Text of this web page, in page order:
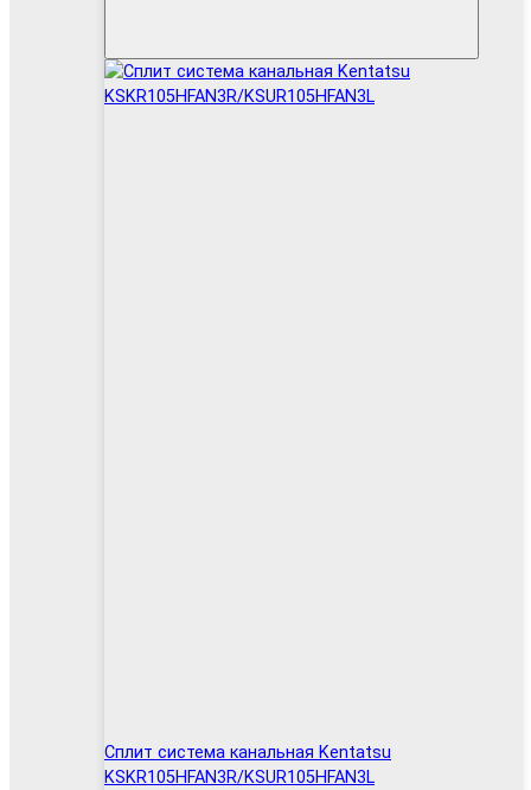
Сплит система канальная Kentatsu
KSKR105HFAN3R/KSUR105HFAN3L